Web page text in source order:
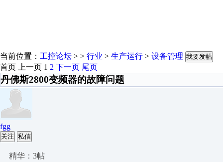
当前位置： 工控论坛 > > 行业 > 生产运行 > 设备管理 我要发帖
首页 上一页 1 2 下一页 尾页
丹佛斯2800变频器的故障问题
fgg
关注 私信
精华：3帖